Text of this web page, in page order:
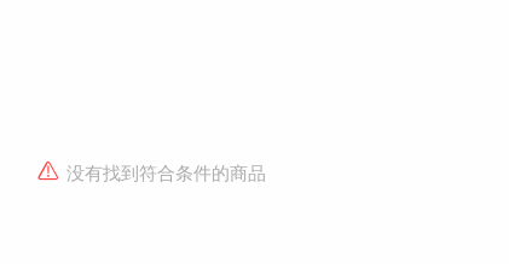
没有找到符合条件的商品